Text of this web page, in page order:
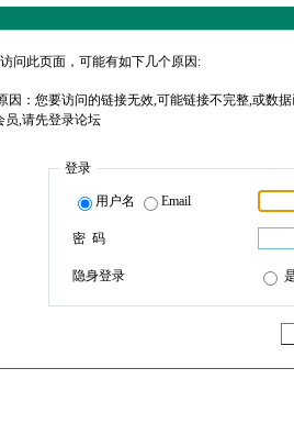
问此页面，可能有如下几个原因:
因：您要访问的链接无效,可能链接不完整,或数
员,请先登录论坛
登录
用户名 Email
密 码
隐身登录